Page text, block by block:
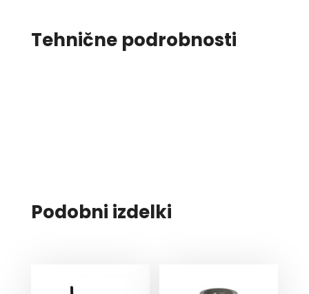
Tehnične podrobnosti
Podobni izdelki